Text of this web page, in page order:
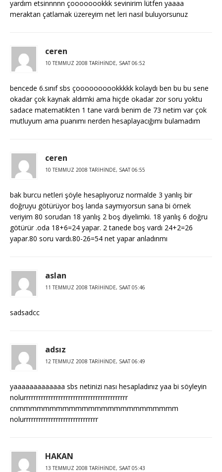
yardım etsinnnnn çoooooookkk sevinirim lütfen yaaaa
meraktan çatlamak üzereyim net leri nasıl buluyorsunuz
ceren
10 TEMMUZ 2008 TARIHINDE, SAAT 06:52
bencede 6.sınıf sbs çoooooooookkkkk kolaydı ben bu bu sene
okadar çok kaynak aldımki ama hiçde okadar zor soru yoktu
sadace matematikten 1 tane vardı benim de 73 netim var çok
mutluyum ama puanımı nerden hesaplayacığımı bulamadım
ceren
10 TEMMUZ 2008 TARIHINDE, SAAT 06:55
bak burcu netleri şöyle hesaplıyoruz normalde 3 yanlış bir
doğruyu götürüyor boş larıda saymıyorsun sana bi örnek
veriyim 80 sorudan 18 yanlış 2 boş diyelimki. 18 yanlış 6 doğru
götürür .oda 18+6=24 yapar. 2 tanede boş vardı 24+2=26
yapar.80 soru vardı.80-26=54 net yapar anladınmı
aslan
11 TEMMUZ 2008 TARIHINDE, SAAT 05:46
sadsadcc
adsız
12 TEMMUZ 2008 TARIHINDE, SAAT 06:49
yaaaaaaaaaaaaa sbs netinizi nası hesapladınız yaa bi söyleyin
nolurrrrrrrrrrrrrrrrrrrrrrrrrrrrrrrrrrrrrrrrrr
cnmmmmmmmmmmmmmmmmmmmmmmmmm
nolurrrrrrrrrrrrrrrrrrrrrrrrrrrrrr
HAKAN
13 TEMMUZ 2008 TARIHINDE, SAAT 05:43